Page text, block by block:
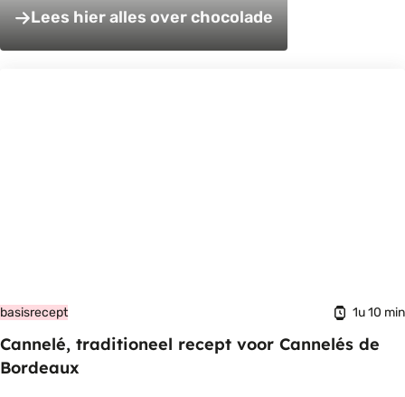
Lees hier alles over chocolade
basisrecept 1u 10 min
Cannelé, traditioneel recept voor Cannelés de
Bordeaux